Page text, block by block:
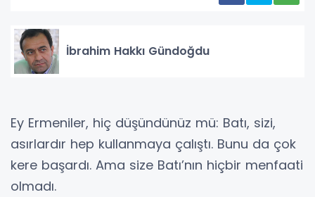
İbrahim Hakkı Gündoğdu
Ey Ermeniler, hiç düşündünüz mü: Batı, sizi,
asırlardır hep kullanmaya çalıştı. Bunu da çok
kere başardı. Ama size Batı’nın hiçbir menfaati
olmadı.